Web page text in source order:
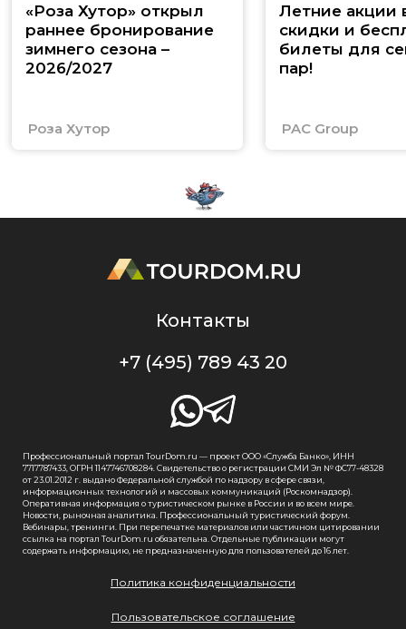
«Роза Хутор» открыл
раннее бронирование
зимнего сезона –
2026/2027
Роза Хутор
Летние акции
скидки и
билеты для
пар!
PAC Group
Контакты
+7 (495) 789 43 20
Профессиональный портал TourDom.ru — проект ООО «Служба Банко», ИНН
7717787433, ОГРН 1147746708284. Свидетельство о регистрации СМИ Эл № ФС77-48328
от 23.01.2012 г. выдано Федеральной службой по надзору в сфере связи,
информационных технологий и массовых коммуникаций (Роскомнадзор).
Оперативная информация о туристическом рынке в России и во всем мире.
Новости, рыночная аналитика. Профессиональный туристический форум.
Вебинары, тренинги. При перепечатке материалов или частичном цитировании
ссылка на портал TourDom.ru обязательна. Отдельные публикации могут
содержать информацию, не предназначенную для пользователей до 16 лет.
Политика конфиденциальности
Пользовательское соглашение